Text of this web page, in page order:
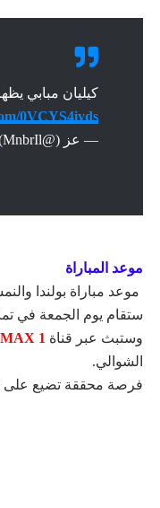
كيليان مبابي
0VCYS4iyds
— عز (@MnbrIl)
موعد المباراة
موعد مباراة بولندا
ستقام يوم الجمعة في
وستبث عبر قناة 1
الشوالي.
فرصة محققة تضيع على